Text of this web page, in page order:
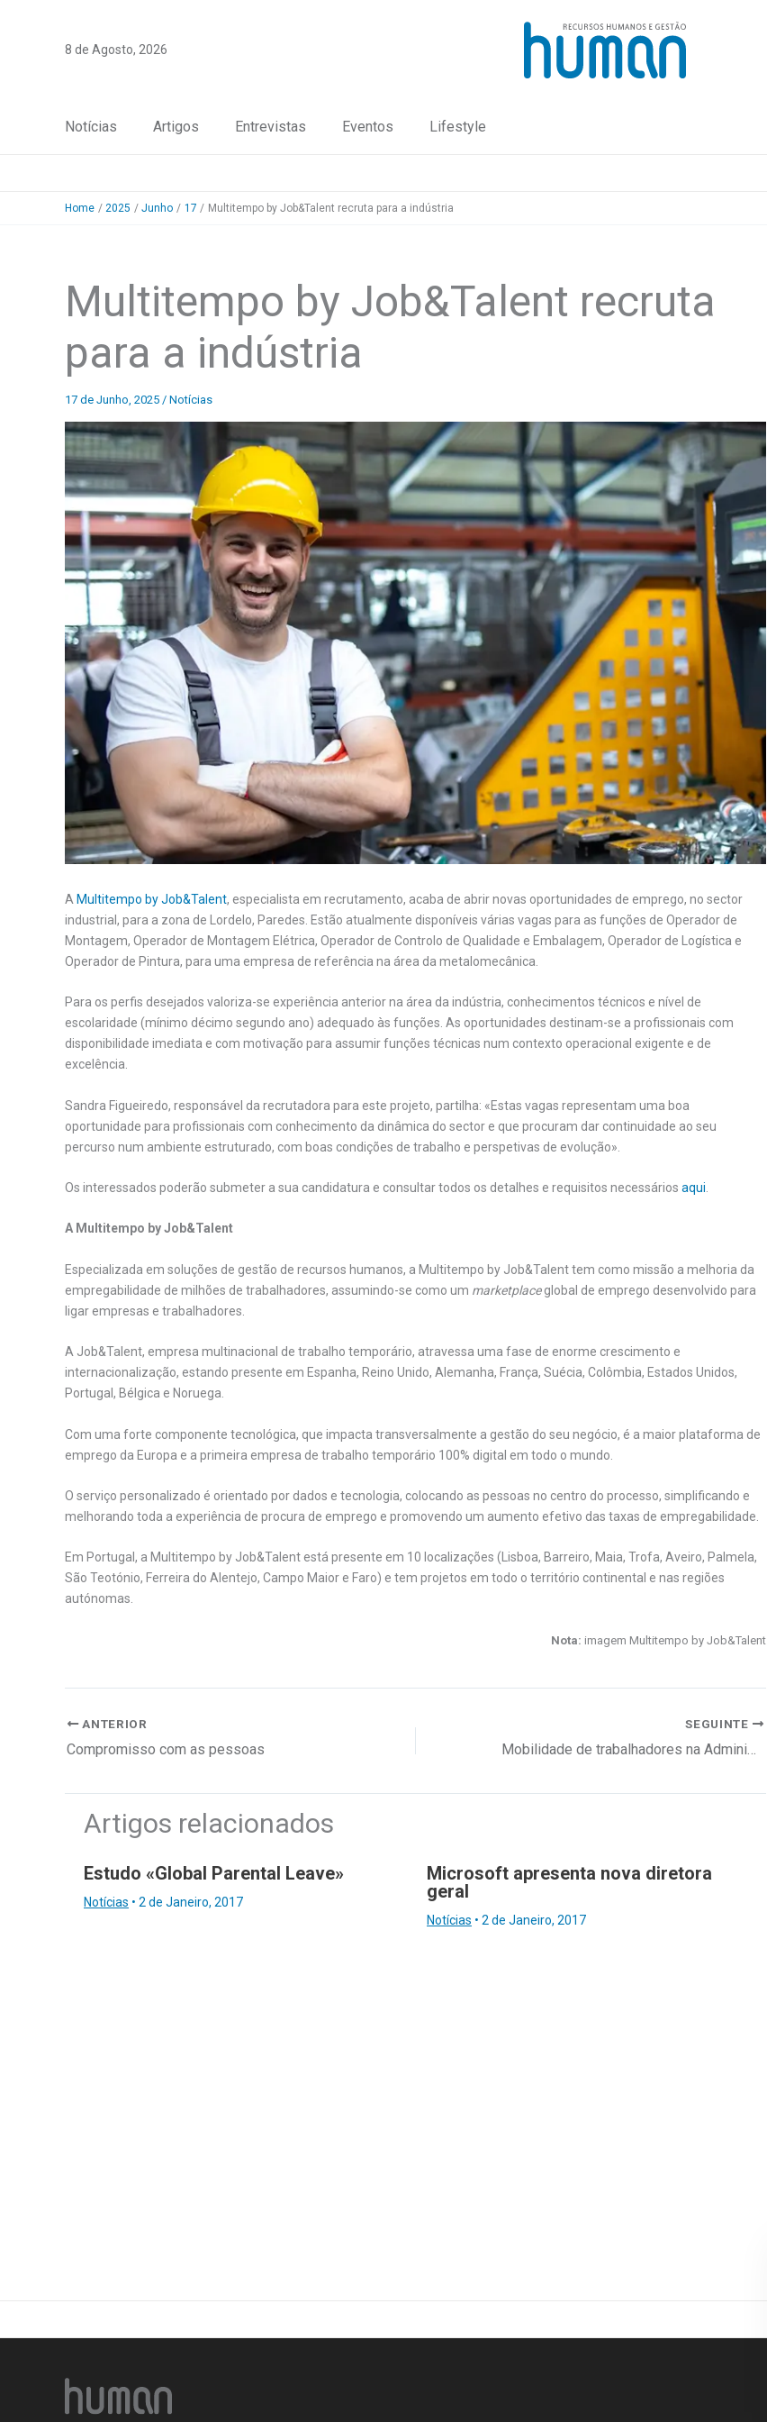
8 de Agosto, 2026
Notícias Artigos Entrevistas Eventos Lifestyle
Home 2025 Junho 17 Multitempo by Job&Talent recruta para a indústria
Multitempo by Job&Talent recruta
para a indústria
17 de Junho, 2025 / Notícias
A Multitempo by Job&Talent, especialista em recrutamento, acaba de abrir novas oportunidades de emprego, no sector
industrial, para a zona de Lordelo, Paredes. Estão atualmente disponíveis várias vagas para as funções de Operador de
Montagem, Operador de Montagem Elétrica, Operador de Controlo de Qualidade e Embalagem, Operador de Logística e
Operador de Pintura, para uma empresa de referência na área da metalomecânica.
Para os perfis desejados valoriza-se experiência anterior na área da indústria, conhecimentos técnicos e nível de
escolaridade (mínimo décimo segundo ano) adequado às funções. As oportunidades destinam-se a profissionais com
disponibilidade imediata e com motivação para assumir funções técnicas num contexto operacional exigente e de
excelência.
Sandra Figueiredo, responsável da recrutadora para este projeto, partilha: «Estas vagas representam uma boa
oportunidade para profissionais com conhecimento da dinâmica do sector e que procuram dar continuidade ao seu
percurso num ambiente estruturado, com boas condições de trabalho e perspetivas de evolução».
Os interessados poderão submeter a sua candidatura e consultar todos os detalhes e requisitos necessários aqui
A Multitempo by Job&Talent
Especializada em soluções de gestão de recursos humanos, a Multitempo by Job&Talent tem como missão a melhoria da
empregabilidade de milhões de trabalhadores, assumindo-se como um marketplaceglobal de emprego desenvolvido para
ligar empresas e trabalhadores.
A Job&Talent, empresa multinacional de trabalho temporário, atravessa uma fase de enorme crescimento e
internacionalização, estando presente em Espanha, Reino Unido, Alemanha, França, Suécia, Colômbia, Estados Unidos,
Portugal, Bélgica e Noruega.
Com uma forte componente tecnológica, que impacta transversalmente a gestão do seu negócio, é a maior plataforma de
emprego da Europa e a primeira empresa de trabalho temporário 100% digital em todo o mundo.
O serviço personalizado é orientado por dados e tecnologia, colocando as pessoas no centro do processo, simplificando e
melhorando toda a experiência de procura de emprego e promovendo um aumento efetivo das taxas de empregabilidade.
Em Portugal, a Multitempo by Job&Talent está presente em 10 localizações (Lisboa, Barreiro, Maia, Trofa, Aveiro, Palmela,
São Teotónio, Ferreira do Alentejo, Campo Maior e Faro) e tem projetos em todo o território continental e nas regiões
autónomas.
Nota: imagem Multitempo by Job&Talent
ANTERIOR
Compromisso com as pessoas
SEGUINTE
Mobilidade de trabalhadores na Administração Pública
Artigos relacionados
Estudo «Global Parental Leave»
Notícias • 2 de Janeiro, 2017
Microsoft apresenta nova diretora
geral
Notícias • 2 de Janeiro, 2017